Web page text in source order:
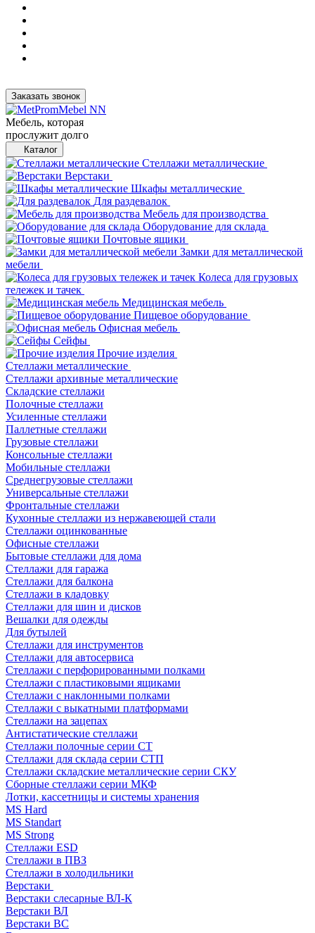
Заказать звонок
Мебель, которая
прослужит долго
Каталог
Стеллажи металлические
Верстаки
Шкафы металлические
Для раздевалок
Мебель для производства
Оборудование для склада
Почтовые ящики
Замки для металлической
мебели
Колеса для грузовых
тележек и тачек
Медицинская мебель
Пищевое оборудование
Офисная мебель
Сейфы
Прочие изделия
Стеллажи металлические
Cтеллажи архивные металлические
Складские стеллажи
Полочные стеллажи
Усиленные стеллажи
Паллетные стеллажи
Грузовые стеллажи
Консольные стеллажи
Мобильные стеллажи
Среднегрузовые стеллажи
Универсальные стеллажи
Фронтальные стеллажи
Кухонные стеллажи из нержавеющей стали
Стеллажи оцинкованные
Офисные стеллажи
Бытовые стеллажи для дома
Стеллажи для гаража
Стеллажи для балкона
Стеллажи в кладовку
Стеллажи для шин и дисков
Вешалки для одежды
Для бутылей
Стеллажи для инструментов
Стеллажи для автосервиса
Стеллажи с перфорированными полками
Стеллажи с пластиковыми ящиками
Стеллажи с наклонными полками
Стеллажи с выкатными платформами
Стеллажи на зацепах
Антистатические стеллажи
Стеллажи полочные серии СТ
Стеллажи для склада серии СТП
Стеллажи складские металлические серии СКУ
Сборные стеллажи серии МКФ
Лотки, кассетницы и системы хранения
MS Hard
MS Standart
MS Strong
Стеллажи ESD
Стеллажи в ПВЗ
Стеллажи в холодильники
Верстаки
Верстаки слесарные ВЛ-К
Верстаки ВЛ
Верстаки ВС